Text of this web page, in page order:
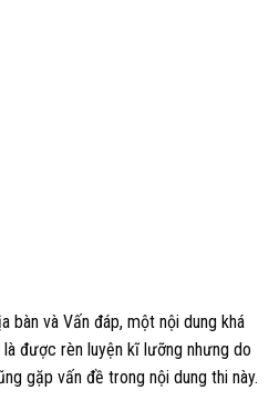
bàn và Vấn đáp, một nội dung khá
được rèn luyện kĩ lưỡng nhưng do
gặp vấn đề trong nội dung thi này.